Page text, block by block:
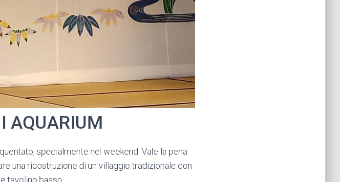
AQUARIUM
specialmente nel weekend. Vale la pena
una ricostruzione di un villaggio tradizionale con
tavolino basso.